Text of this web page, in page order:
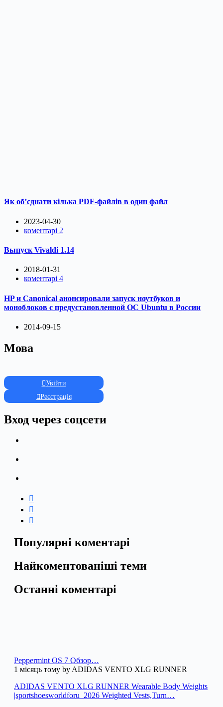
Як об’єднати кілька PDF-файлів в один файл
2023-04-30
коментарі 2
Выпуск Vivaldi 1.14
2018-01-31
коментарі 4
HP и Canonical анонсировали запуск ноутбуков и
моноблоков с предустановленной ОС Ubuntu в России
2014-09-15
Мова
Увійти
Реєстрація
Вход через соцсети
Популярні коментарі
Найкоментованіші теми
Останні коментарі
Peppermint OS 7 Обзор…
1 місяць тому by ADIDAS VENTO XLG RUNNER
ADIDAS VENTO XLG RUNNER Wearable Body Weights
|sportshoesworldforu_2026 Weighted Vests,Turn…